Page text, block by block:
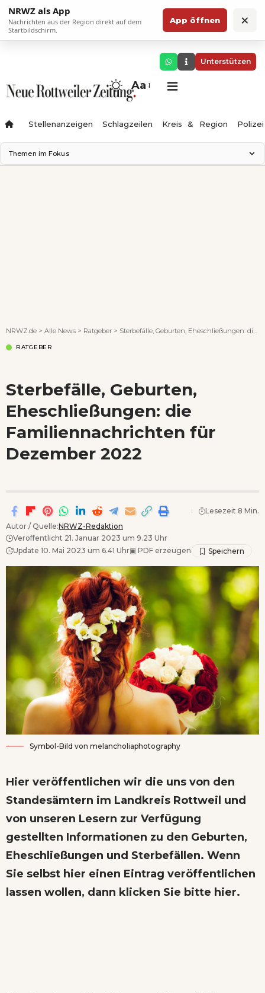
NRWZ als App
Nachrichten aus der Region direkt auf dem
Startbildschirm.
App öffnen ×
Unterstützen
Aa
Stellenanzeigen Schlagzeilen Kreis & Region Polizei
Themen im Fokus
NRWZ.de > Alle News > Ratgeber > Sterbefälle, Geburten, Eheschließungen: die Familiennachrichten für Dezember 2022
RATGEBER
Sterbefälle, Geburten,
Eheschließungen: die
Familiennachrichten für
Dezember 2022
Autor / Quelle:NRWZ-Redaktion
Veröffentlicht 21. Januar 2023 um 9.23 Uhr
Update 10. Mai 2023 um 6.41 Uhr▣ PDF erzeugen
Lesezeit 8 Min.
Symbol-Bild von melancholiaphotography
Hier veröffentlichen wir die uns von den
Standesämtern im Landkreis Rottweil und
von unseren Lesern zur Verfügung
gestellten Informationen zu den Geburten,
Eheschließungen und Sterbefällen. Wenn
Sie selbst hier einen Eintrag veröffentlichen
lassen wollen, dann klicken Sie bitte hier.